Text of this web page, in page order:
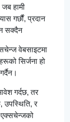
हामी
गर्छौं, प्रदान
सक्दैन
वेबसाइटमा
सिर्जना हो
गर्दछ, तर
र
एक्सचेन्जको